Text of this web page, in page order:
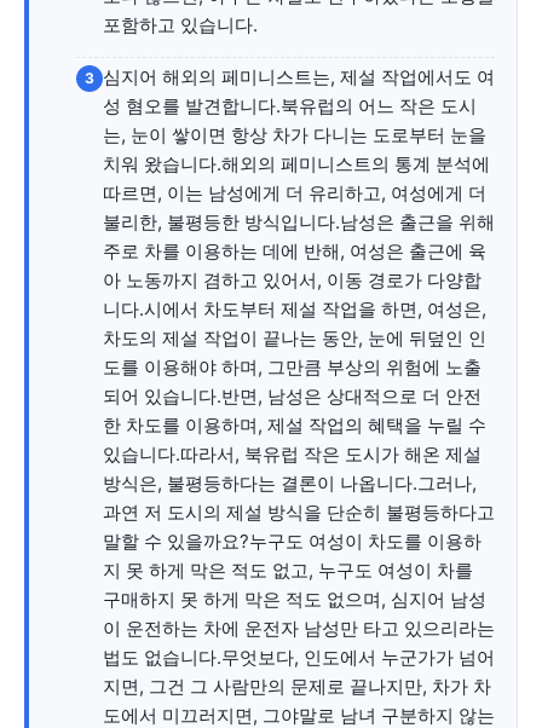
포함하고 있습니다.
3 심지어 해외의 페미니스트는, 제설 작업에서도 여
성 혐오를 발견합니다.북유럽의 어느 작은 도시
는, 눈이 쌓이면 항상 차가 다니는 도로부터 눈을
치워 왔습니다.해외의 페미니스트의 통계 분석에
따르면, 이는 남성에게 더 유리하고, 여성에게 더
불리한, 불평등한 방식입니다.남성은 출근을 위해
주로 차를 이용하는 데에 반해, 여성은 출근에 육
아 노동까지 겸하고 있어서, 이동 경로가 다양합
니다.시에서 차도부터 제설 작업을 하면, 여성은,
차도의 제설 작업이 끝나는 동안, 눈에 뒤덮인 인
도를 이용해야 하며, 그만큼 부상의 위험에 노출
되어 있습니다.반면, 남성은 상대적으로 더 안전
한 차도를 이용하며, 제설 작업의 혜택을 누릴 수
있습니다.따라서, 북유럽 작은 도시가 해온 제설
방식은, 불평등하다는 결론이 나옵니다.그러나,
과연 저 도시의 제설 방식을 단순히 불평등하다고
말할 수 있을까요?누구도 여성이 차도를 이용하
지 못 하게 막은 적도 없고, 누구도 여성이 차를
구매하지 못 하게 막은 적도 없으며, 심지어 남성
이 운전하는 차에 운전자 남성만 타고 있으리라는
법도 없습니다.무엇보다, 인도에서 누군가가 넘어
지면, 그건 그 사람만의 문제로 끝나지만, 차가 차
도에서 미끄러지면, 그야말로 남녀 구분하지 않는